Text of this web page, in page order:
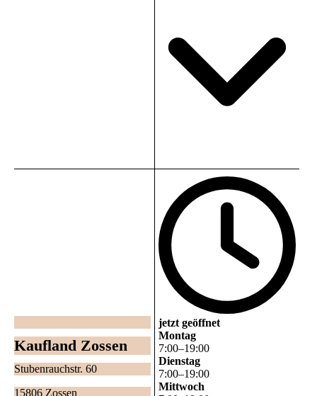
Kaufland Zossen
Stubenrauchstr. 60
15806 Zossen
jetzt geöffnet
Montag
7:00–19:00
Dienstag
7:00–19:00
Mittwoch